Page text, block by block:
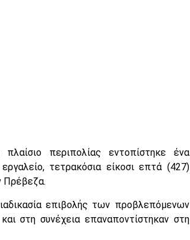
περιπολίας εντοπίστηκε ένα
τετρακόσια είκοσι επτά (427)
Πρέβεζα.
επιβολής των προβλεπόμενων
στη συνέχεια επαναποντίστηκαν στη